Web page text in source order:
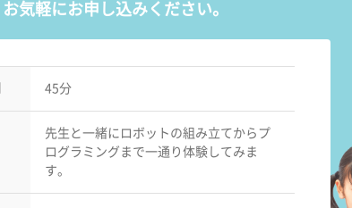
お気軽にお申し込みください。
45分
先生と一緒にロボットの組み立てからプ
ログラミングまで一通り体験してみま
す。